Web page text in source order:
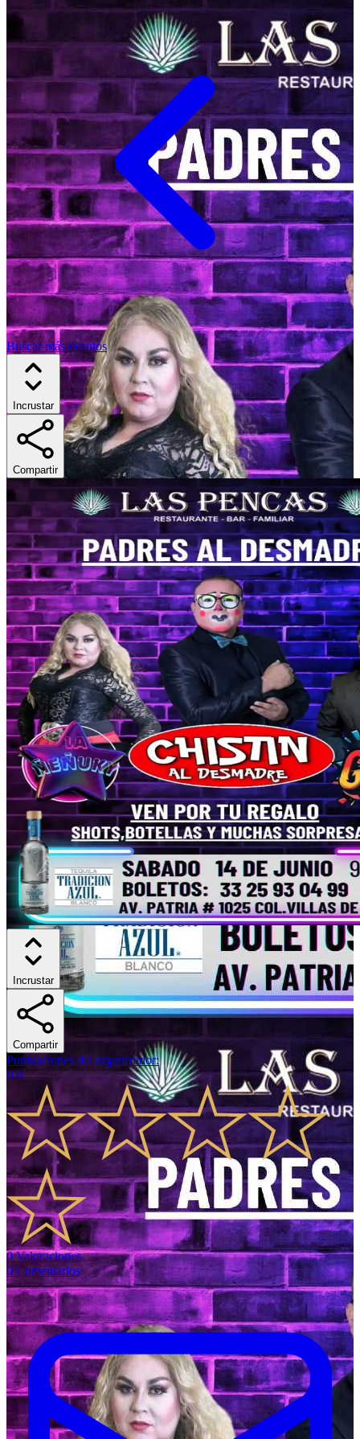
Buscar más eventos
Incrustar
Compartir
Incrustar
Compartir
Puntuaciones del organizador:
0.0
0 Valoraciones
0 Comentarios